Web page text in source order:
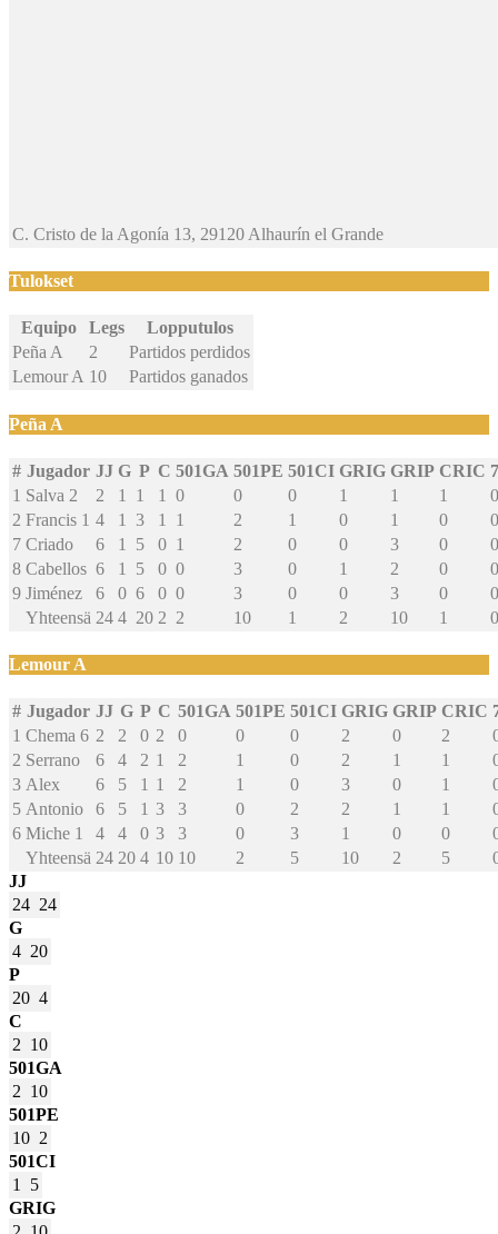
C. Cristo de la Agonía 13, 29120 Alhaurín el Grande
Tulokset
Equipo Legs
Lopputulos
Peña A
2
Partidos perdidos
Lemour A 10 Partidos ganados
Peña A
# Jugador JJ G P C 501GA 501PE 501CI GRIG GRIP CRIC
1 Salva 2 2 1 1 1 0 0 0 1 1 1
0
2 Francis 1 4 1 3 1 1 2 1 0 1 0
0
7 Criado 6 1 5 0 1 2 0 0 3 0
0
8 Cabellos 6 1 5 0 0 3 0 1 2 0
0
9 Jiménez 6 0 6 0 0 3 0 0 3 0
0
Yhteensä 24 4 20 2 2 10 1 2 10 1 0
Lemour A
# Jugador JJ G P C 501GA 501PE 501CI GRIG GRIP CRIC
1 Chema 6 2 2 0 2 0 0 0 2 0 2
2 Serrano 6 4 2 1 2 1 0 2 1 1
3 Alex 6 5 1 1 2 1 0 3 0 1
5 Antonio 6 5 1 3 3 0 2 2 1 1
6 Miche 1 4 4 0 3 3 0 3 1 0 0
Yhteensä 24 20 4 10 10 2 5 10 2 5
JJ
24 24
G
4 20
P
20 4
C
2 10
501GA
2 10
501PE
10 2
501CI
1 5
GRIG